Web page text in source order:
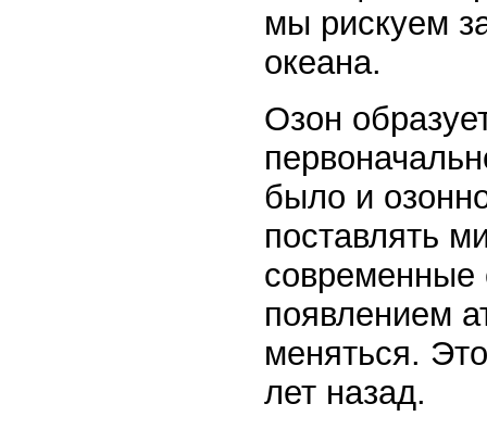
мы рискуем
океана.
Озон
было и
поставлять
современные
появлением
меняться.
лет назад.